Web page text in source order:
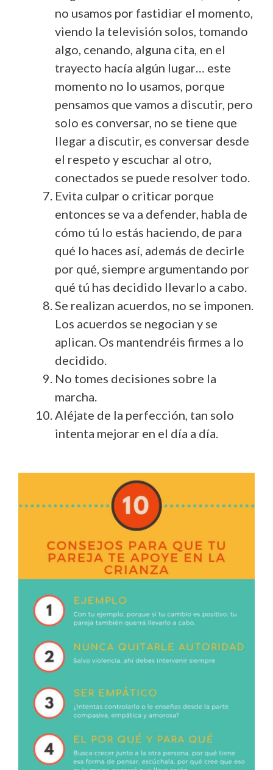
no usamos por fastidiar el momento,
viendo la televisión solos, tomando
algo, cenando, alguna cita, en el
trayecto hacía algún lugar… este
momento no lo usamos, porque
pensamos que vamos a discutir, pero
solo es conversar, no se tiene que
llegar a discutir, es conversar desde
el respeto y escuchar al otro,
conectados se puede resolver todo.
Evita culpar o criticar porque
entonces se va a defender, habla de
cómo tú lo estás haciendo, de para
qué lo haces así, además de decirle
por qué, siempre argumentando por
qué tú has decidido llevarlo a cabo.
Se realizan acuerdos, no se imponen.
Los acuerdos se negocian y se
aplican. Os mantendréis firmes a lo
decidido.
No tomes decisiones sobre la
marcha.
Aléjate de la perfección, tan solo
intenta mejorar en el día a día.